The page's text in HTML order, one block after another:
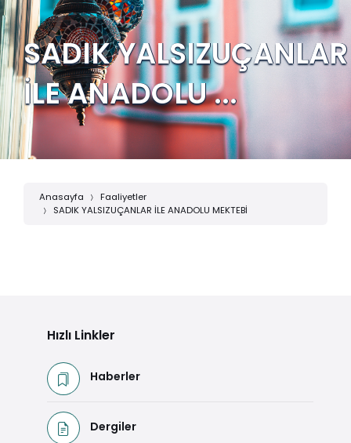
SADIK YALSIZUÇANLAR
İLE ANADOLU ...
Anasayfa
Faaliyetler
SADIK YALSIZUÇANLAR İLE ANADOLU MEKTEBİ
Hızlı Linkler
Haberler
Dergiler